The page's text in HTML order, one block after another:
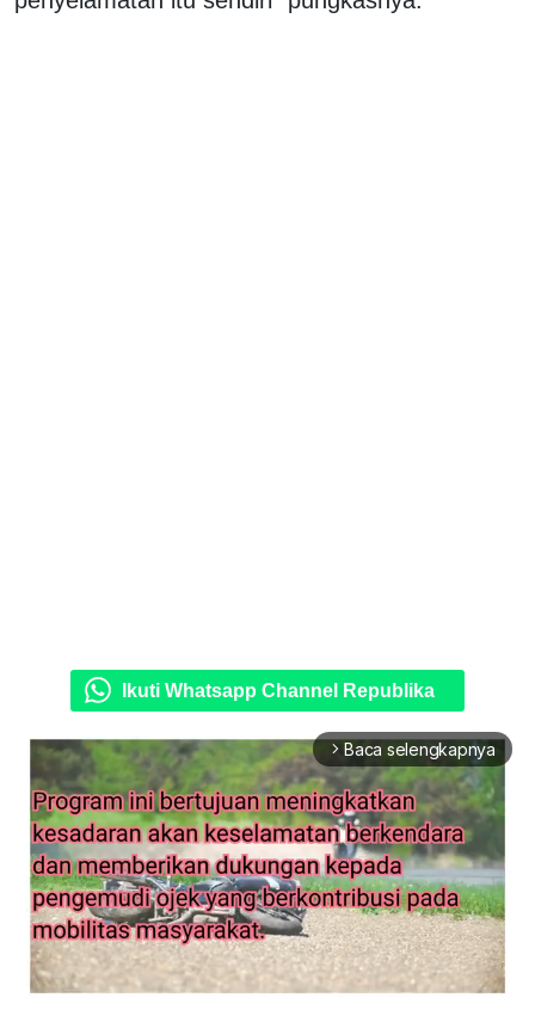
Ikuti Whatsapp Channel Republika
arrow_forward_ios Baca selengkapnya